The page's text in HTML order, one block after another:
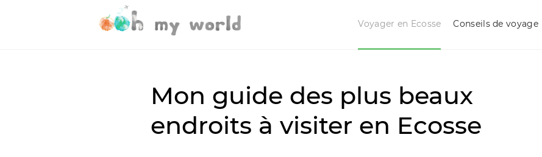
Voyager en Ecosse Conseils de voyage
Mon guide des plus beaux
endroits à visiter en Ecosse